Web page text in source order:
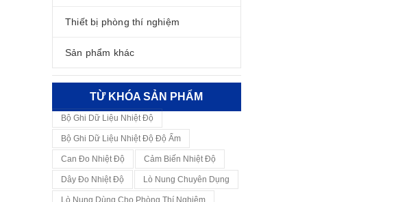
Thiết bị phòng thí nghiệm
Sản phẩm khác
TỪ KHÓA SẢN PHẨM
Bộ Ghi Dữ Liệu Nhiệt Độ
Bộ Ghi Dữ Liệu Nhiệt Độ Độ Ẩm
Can Đo Nhiệt Độ Cảm Biến Nhiệt Độ
Dây Đo Nhiệt Độ Lò Nung Chuyên Dụng
Lò Nung Dùng Cho Phòng Thí Nghiệm